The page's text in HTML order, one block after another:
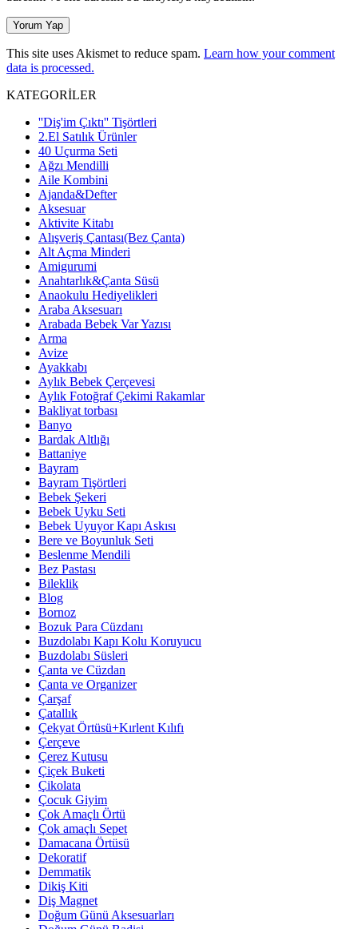
This site uses Akismet to reduce spam. Learn how your comment
data is processed.
KATEGORİLER
''Diş'im Çıktı'' Tişörtleri
2.El Satılık Ürünler
40 Uçurma Seti
Ağzı Mendilli
Aile Kombini
Ajanda&Defter
Aksesuar
Aktivite Kitabı
Alışveriş Çantası(Bez Çanta)
Alt Açma Minderi
Amigurumi
Anahtarlık&Çanta Süsü
Anaokulu Hediyelikleri
Araba Aksesuarı
Arabada Bebek Var Yazısı
Arma
Avize
Ayakkabı
Aylık Bebek Çerçevesi
Aylık Fotoğraf Çekimi Rakamlar
Bakliyat torbası
Banyo
Bardak Altlığı
Battaniye
Bayram
Bayram Tişörtleri
Bebek Şekeri
Bebek Uyku Seti
Bebek Uyuyor Kapı Askısı
Bere ve Boyunluk Seti
Beslenme Mendili
Bez Pastası
Bileklik
Blog
Bornoz
Bozuk Para Cüzdanı
Buzdolabı Kapı Kolu Koruyucu
Buzdolabı Süsleri
Çanta ve Cüzdan
Çanta ve Organizer
Çarşaf
Çatallık
Çekyat Örtüsü+Kırlent Kılıfı
Çerçeve
Çerez Kutusu
Çiçek Buketi
Çikolata
Çocuk Giyim
Çok Amaçlı Örtü
Çok amaçlı Sepet
Damacana Örtüsü
Dekoratif
Demmatik
Dikiş Kiti
Diş Magnet
Doğum Günü Aksesuarları